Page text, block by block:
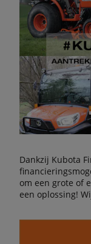
Dankzij Kubota
om een grote of
een oplossing!